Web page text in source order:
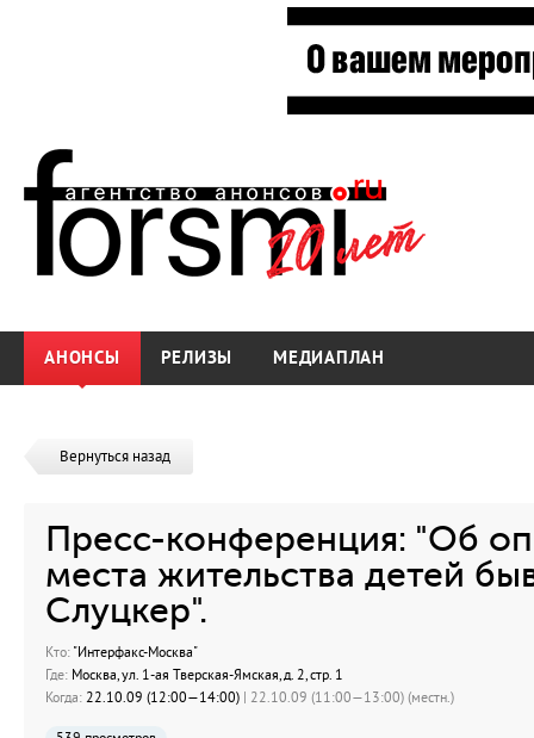
АНОНСЫ РЕЛИЗЫ МЕДИАПЛАН
Вернуться назад
Пресс-конференция: "Об
места жительства детей
Слуцкер".
Кто: "Интерфакс-Москва"
Где: Москва, ул. 1-ая Тверская-Ямская, д. 2, стр. 1
Когда: 22.10.09 (12:00—14:00) | 22.10.09 (11:00—13:00) (местн.)